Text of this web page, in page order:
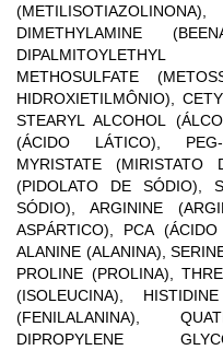
DIMETHYLAMINE
METHOSULFATE
HIDROXIETILMÔNIO),
STEARYL ALCOHOL
(ÁCIDO LÁTICO),
MYRISTATE
(PIDOLATO DE SÓDIO),
SÓDIO), ARGININE
ASPÁRTICO), PCA
ALANINE (ALANINA),
PROLINE (PROLINA),
(ISOLEUCINA),
(FENILALANINA),
DIPROPYLENE